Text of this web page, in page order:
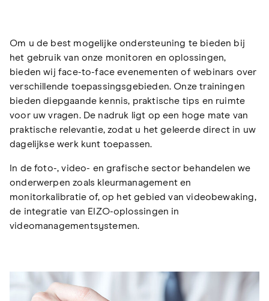
Om u de best mogelijke ondersteuning te bieden bij
het gebruik van onze monitoren en oplossingen,
bieden wij face-to-face evenementen of webinars over
verschillende toepassingsgebieden. Onze trainingen
bieden diepgaande kennis, praktische tips en ruimte
voor uw vragen. De nadruk ligt op een hoge mate van
praktische relevantie, zodat u het geleerde direct in uw
dagelijkse werk kunt toepassen.
In de foto-, video- en grafische sector behandelen we
onderwerpen zoals kleurmanagement en
monitorkalibratie of, op het gebied van videobewaking,
de integratie van EIZO-oplossingen in
videomanagementsystemen.